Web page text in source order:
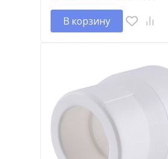
В корзину